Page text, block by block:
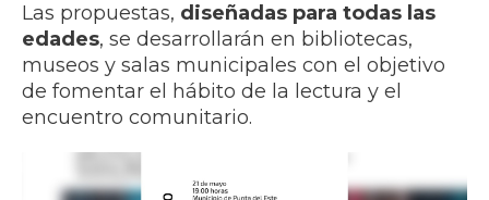
Las propuestas, diseñadas para todas las
edades, se desarrollarán en bibliotecas,
museos y salas municipales con el objetivo
de fomentar el hábito de la lectura y el
encuentro comunitario.